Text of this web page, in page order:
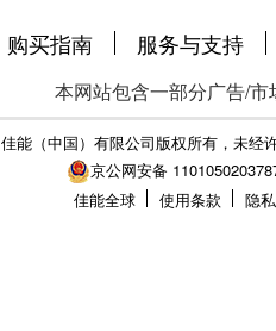
购买指南 服务与支持
本网站包含一部分广告/
佳能（中国）有限公司版权所有，未经
京公网安备
佳能全球
使用条款 隐